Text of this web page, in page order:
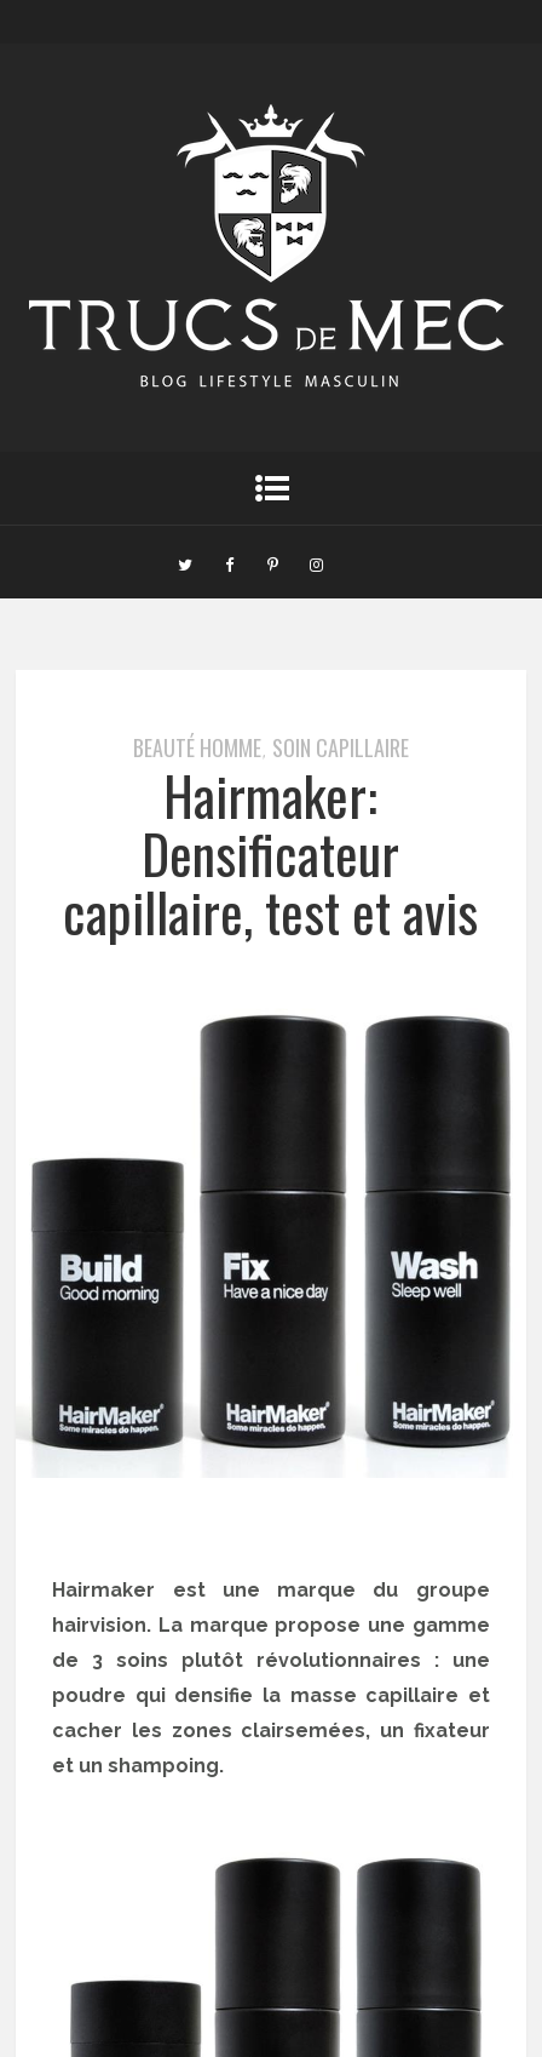
BEAUTÉ HOMME, SOIN CAPILLAIRE
Hairmaker:
Densificateur
capillaire, test et avis
Hairmaker est une marque du groupe
hairvision. La marque propose une gamme
de 3 soins plutôt révolutionnaires : une
poudre qui densifie la masse capillaire et
cacher les zones clairsemées, un fixateur
et un shampoing.